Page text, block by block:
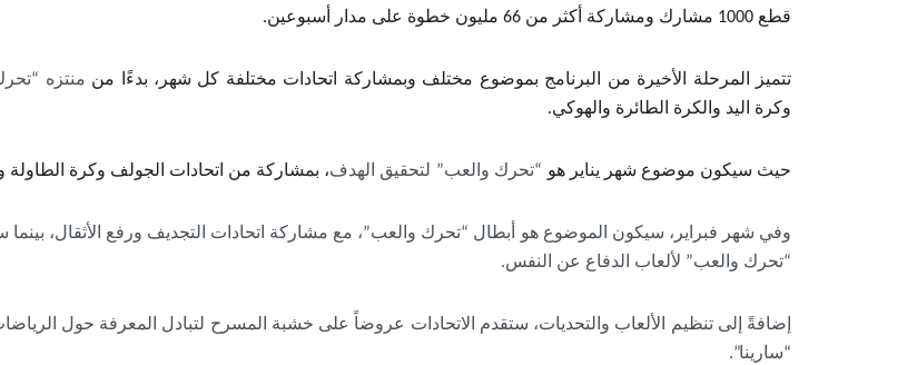
قطع 1000 مشارك ومشاركة أكثر من 66 مليون خطوة على مدار أسبوعين.
تتميز المرحلة الأخيرة من البرنامج بموضوع مختلف وبمشاركة اتحادات مختلفة كل شهر، بدءًا من منتزه
وكرة اليد والكرة الطائرة والهوكي.
حيث سيكون موضوع شهر يناير هو “تحرك والعب” لتحقيق الهدف، بمشاركة من اتحادات الجولف وكرة الطاولة
وفي شهر فبراير، سيكون الموضوع هو أبطال “تحرك والعب”، مع مشاركة اتحادات التجديف ورفع الأثقال،
“تحرك والعب” لألعاب الدفاع عن النفس.
إضافةً إلى تنظيم الألعاب والتحديات، ستقدم الاتحادات عروضاً على خشبة المسرح لتبادل المعرفة حول
“سارينا”.